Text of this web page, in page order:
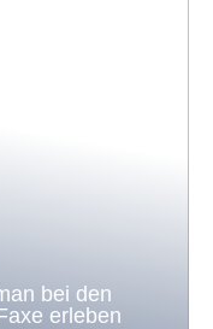
bei den
erleben